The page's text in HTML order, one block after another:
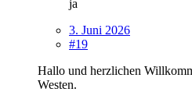
ja
3. Juni 2026
#19
Hallo und herzlichen
Westen.